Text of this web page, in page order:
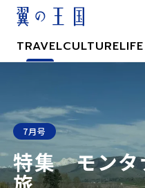
ス
キ
TRAVELCULTURE
特集 モンタ
7月号